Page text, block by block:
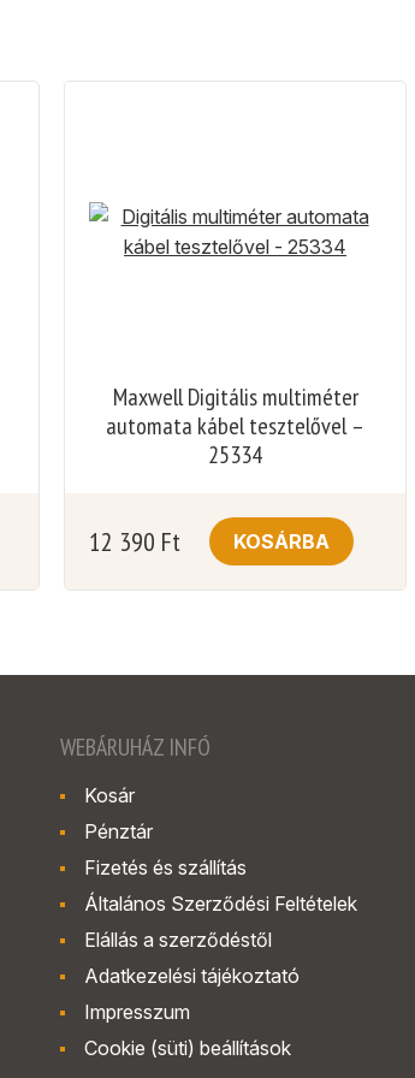
Maxwell Digitális multiméter
automata kábel tesztelővel –
25334
12 390 Ft KOSÁRBA
WEBÁRUHÁZ INFÓ
Kosár
Pénztár
Fizetés és szállítás
Általános Szerződési Feltételek
Elállás a szerződéstől
Adatkezelési tájékoztató
Impresszum
Cookie (süti) beállítások